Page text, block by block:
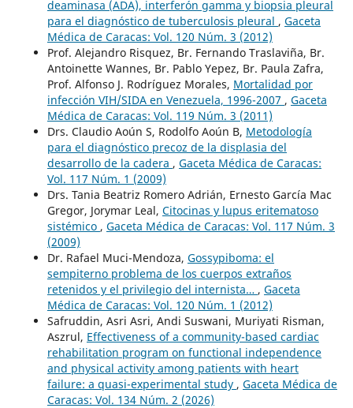
deaminasa (ADA), interferón gamma y biopsia pleural
para el diagnóstico de tuberculosis pleural , Gaceta
Médica de Caracas: Vol. 120 Núm. 3 (2012)
Prof. Alejandro Risquez, Br. Fernando Traslaviña, Br.
Antoinette Wannes, Br. Pablo Yepez, Br. Paula Zafra,
Prof. Alfonso J. Rodríguez Morales, Mortalidad por
infección VIH/SIDA en Venezuela, 1996-2007 , Gaceta
Médica de Caracas: Vol. 119 Núm. 3 (2011)
Drs. Claudio Aoún S, Rodolfo Aoún B, Metodología
para el diagnóstico precoz de la displasia del
desarrollo de la cadera , Gaceta Médica de Caracas:
Vol. 117 Núm. 1 (2009)
Drs. Tania Beatriz Romero Adrián, Ernesto García Mac
Gregor, Jorymar Leal, Citocinas y lupus eritematoso
sistémico , Gaceta Médica de Caracas: Vol. 117 Núm. 3
(2009)
Dr. Rafael Muci-Mendoza, Gossypiboma: el
sempiterno problema de los cuerpos extraños
retenidos y el privilegio del internista… , Gaceta
Médica de Caracas: Vol. 120 Núm. 1 (2012)
Safruddin, Asri Asri, Andi Suswani, Muriyati Risman,
Aszrul, Effectiveness of a community-based cardiac
rehabilitation program on functional independence
and physical activity among patients with heart
failure: a quasi-experimental study , Gaceta Médica de
Caracas: Vol. 134 Núm. 2 (2026)